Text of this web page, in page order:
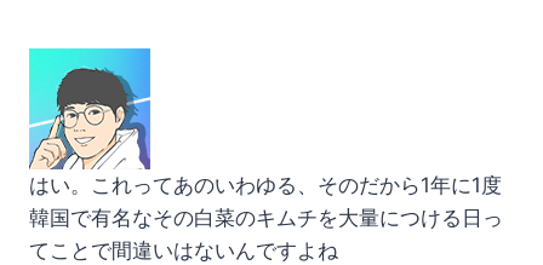
はい。これってあのいわゆる、そのだから1年に1度
韓国で有名なその白菜のキムチを大量につける日っ
てことで間違いはないんですよね